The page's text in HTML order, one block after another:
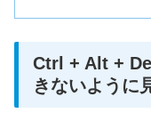
Ctrl + Alt +
きないように